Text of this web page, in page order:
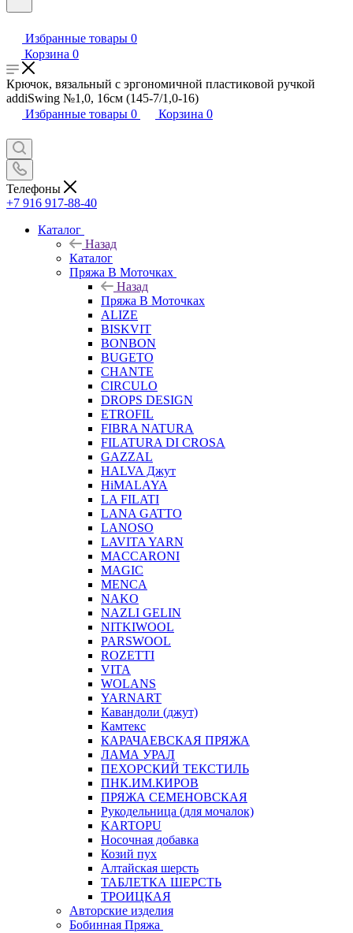
Избранные товары 0
Корзина 0
Крючок, вязальный с эргономичной пластиковой ручкой
addiSwing №1,0, 16см (145-7/1,0-16)
Избранные товары 0 Корзина 0
Телефоны
+7 916 917-88-40
Каталог
Назад
Каталог
Пряжа В Моточках
Назад
Пряжа В Моточках
ALIZE
BISKVIT
BONBON
BUGETO
CHANTE
CIRCULO
DROPS DESIGN
ETROFIL
FIBRA NATURA
FILATURA DI CROSA
GAZZAL
HALVA Джут
HiMALAYA
LA FILATI
LANA GATTO
LANOSO
LAVITA YARN
MACCARONI
MAGIC
MENCA
NAKO
NAZLI GELIN
NITKIWOOL
PARSWOOL
ROZETTI
VITA
WOLANS
YARNART
Кавандоли (джут)
Камтекс
КАРАЧАЕВСКАЯ ПРЯЖА
ЛАМА УРАЛ
ПЕХОРСКИЙ ТЕКСТИЛЬ
ПНК.ИМ.КИРОВ
ПРЯЖА СЕМЕНОВСКАЯ
Рукодельница (для мочалок)
KARTOPU
Носочная добавка
Козий пух
Алтайская шерсть
ТАБЛЕTКА ШЕРСТЬ
ТРОИЦКАЯ
Авторские изделия
Бобинная Пряжа